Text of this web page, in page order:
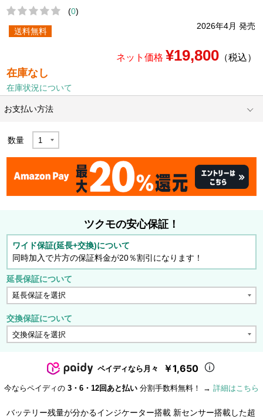
(0)
2026年4月 発売
送料無料
ネット価格 ¥19,800（税込）
在庫なし
在庫状況について
お支払い方法
数量
ツクモの安心保証！
ワイド保証(延長+交換)について
同時加入で片方の保証料金が20％割引になります！
延長保証について
交換保証について
ペイディなら月々 ￥1,650
今ならペイディの 3・6・12回あと払い 分割手数料無料！ → 詳細はこちら
バッテリー残量が分かるインジケーター搭載 新センサー搭載した超